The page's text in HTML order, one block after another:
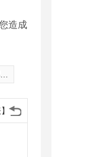
造成
】